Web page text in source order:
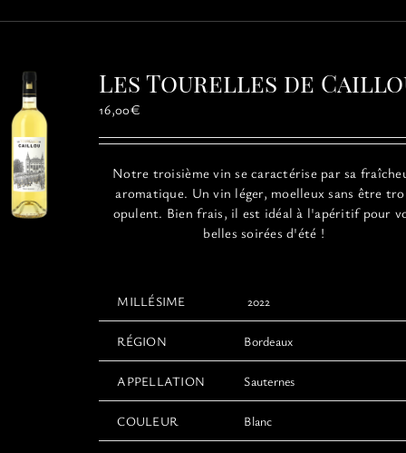
variations.
peuvent
sur
page
du
produit
Les Tourelles de
16,00€
Notre troisième vin se caractérise par sa
aromatique. Un vin léger, moelleux sans être
opulent. Bien frais, il est idéal à l'apéritif pour
belles soirées d'été !
MILLÉSIME 2022
RÉGION Bordeaux
APPELLATION Sauternes
COULEUR Blanc